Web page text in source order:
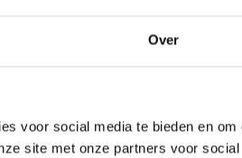
Over
voor social media te bieden en om
site met onze partners voor social